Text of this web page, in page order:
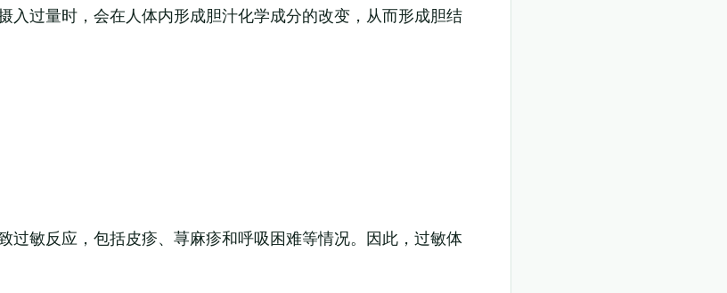
入过量时，会在人体内形成胆汁化学成分的改变，从而形成胆结
过敏反应，包括皮疹、荨麻疹和呼吸困难等情况。因此，过敏体